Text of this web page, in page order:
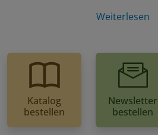
Weiterlesen
Katalog
bestellen
Newsletter
bestellen